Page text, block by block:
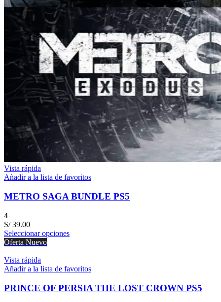
Vista rápida
Añadir a la lista de favoritos
METRO SAGA BUNDLE PS5
4
S/39.00
Seleccionar opciones
Oferta Nuevo
Vista rápida
Añadir a la lista de favoritos
PRINCE OF PERSIA THE LOST CROWN PS5